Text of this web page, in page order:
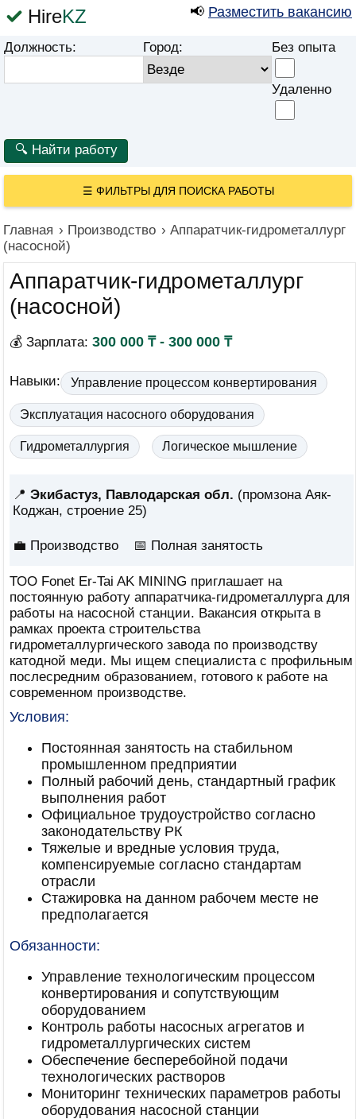
HireKZ 📢 Разместить вакансию
Должность: Город: Без опыта
Удаленно
☰ ФИЛЬТРЫ ДЛЯ ПОИСКА РАБОТЫ
Главная › Производство › Аппаратчик-гидрометаллург
(насосной)
Аппаратчик-гидрометаллург
(насосной)
💰 Зарплата: 300 000 ₸ - 300 000 ₸
Навыки: Управление процессом конвертирования
Эксплуатация насосного оборудования
Гидрометаллургия Логическое мышление
📍 Экибастуз, Павлодарская обл. (промзона Аяк-
Коджан, строение 25)
💼 Производство 📅 Полная занятость
ТОО Fonet Er-Tai AK MINING приглашает на
постоянную работу аппаратчика-гидрометаллурга для
работы на насосной станции. Вакансия открыта в
рамках проекта строительства
гидрометаллургического завода по производству
катодной меди. Мы ищем специалиста с профильным
послесредним образованием, готового к работе на
современном производстве.
Условия:
Постоянная занятость на стабильном
промышленном предприятии
Полный рабочий день, стандартный график
выполнения работ
Официальное трудоустройство согласно
законодательству РК
Тяжелые и вредные условия труда,
компенсируемые согласно стандартам
отрасли
Стажировка на данном рабочем месте не
предполагается
Обязанности:
Управление технологическим процессом
конвертирования и сопутствующим
оборудованием
Контроль работы насосных агрегатов и
гидрометаллургических систем
Обеспечение бесперебойной подачи
технологических растворов
Мониторинг технических параметров работы
оборудования насосной станции